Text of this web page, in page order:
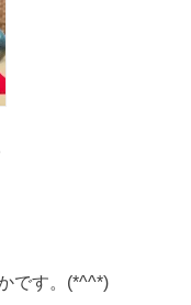
です。(*^^*)